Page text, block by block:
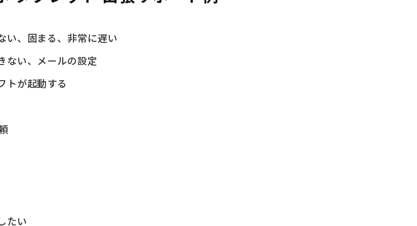
い、固まる、非常に遅い
ない、メールの設定
トが起動する
たい